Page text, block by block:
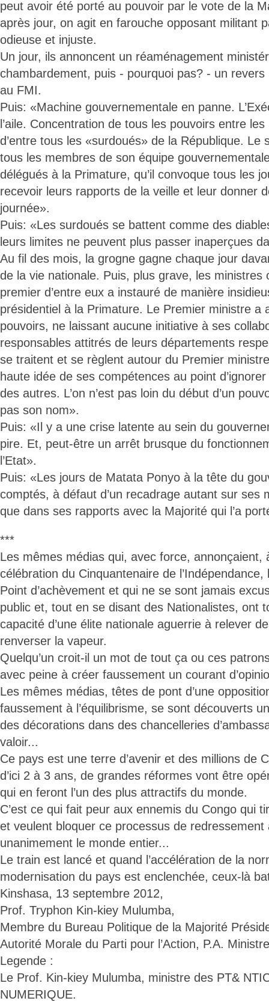
peut avoir été porté au pouvoir par le vote de la
après jour, on agit en farouche opposant militant
odieuse et injuste.
Un jour, ils annoncent un réaménagement
chambardement, puis - pourquoi pas? - un
au FMI.
Puis: «Machine gouvernementale en panne.
l’aile. Concentration de tous les pouvoirs entre
d’entre tous les «surdoués» de la République. Le
tous les membres de son équipe
délégués à la Primature, qu’il convoque tous les
recevoir leurs rapports de la veille et leur donner
journée».
Puis: «Les surdoués se battent comme des
leurs limites ne peuvent plus passer inaperçues
Au fil des mois, la grogne gagne chaque jour
de la vie nationale. Puis, plus grave, les ministres
premier d’entre eux a instauré de manière
présidentiel à la Primature. Le Premier ministre a
pouvoirs, ne laissant aucune initiative à ses
responsables attitrés de leurs départements
se traitent et se règlent autour du Premier
haute idée de ses compétences au point
des autres. L’on n’est pas loin du début d’un
pas son nom».
Puis: «Il y a une crise latente au sein du
pire. Et, peut-être un arrêt brusque du
l’Etat».
Puis: «Les jours de Matata Ponyo à la tête du
comptés, à défaut d’un recadrage autant sur ses
que dans ses rapports avec la Majorité qui l’a
***
Les mêmes médias qui, avec force, annonçaient,
célébration du Cinquantenaire de l’Indépendance,
Point d’achèvement et qui ne se sont jamais
public et, tout en se disant des Nationalistes, ont
capacité d’une élite nationale aguerrie à relever
renverser la vapeur.
Quelqu’un croit-il un mot de tout ça ou ces
avec peine à créer faussement un courant
Les mêmes médias, têtes de pont d’une
faussement à l’équilibrisme, se sont découverts
des décorations dans des chancelleries
valoir...
Ce pays est une terre d’avenir et des millions de
d’ici 2 à 3 ans, de grandes réformes vont être
qui en feront l’un des plus attractifs du monde.
C’est ce qui fait peur aux ennemis du Congo qui
et veulent bloquer ce processus de redressement
unanimement le monde entier...
Le train est lancé et quand l’accélération de la
modernisation du pays est enclenchée, ceux-là
Kinshasa, 13 septembre 2012,
Prof. Tryphon Kin-kiey Mulumba,
Membre du Bureau Politique de la Majorité
Autorité Morale du Parti pour l’Action, P.A.
Legende :
Le Prof. Kin-kiey Mulumba, ministre des PT&
NUMERIQUE.